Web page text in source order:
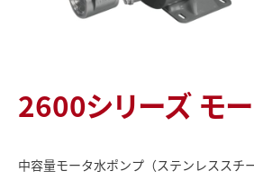
2600シリーズ モ
中容量モータ水ポンプ（ステンレススチー